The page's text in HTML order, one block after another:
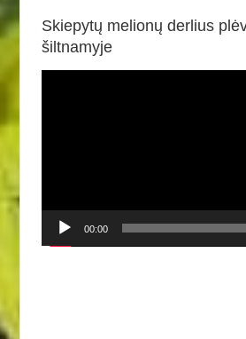
Skiepytų melionų derlius
šiltnamyje
00:00